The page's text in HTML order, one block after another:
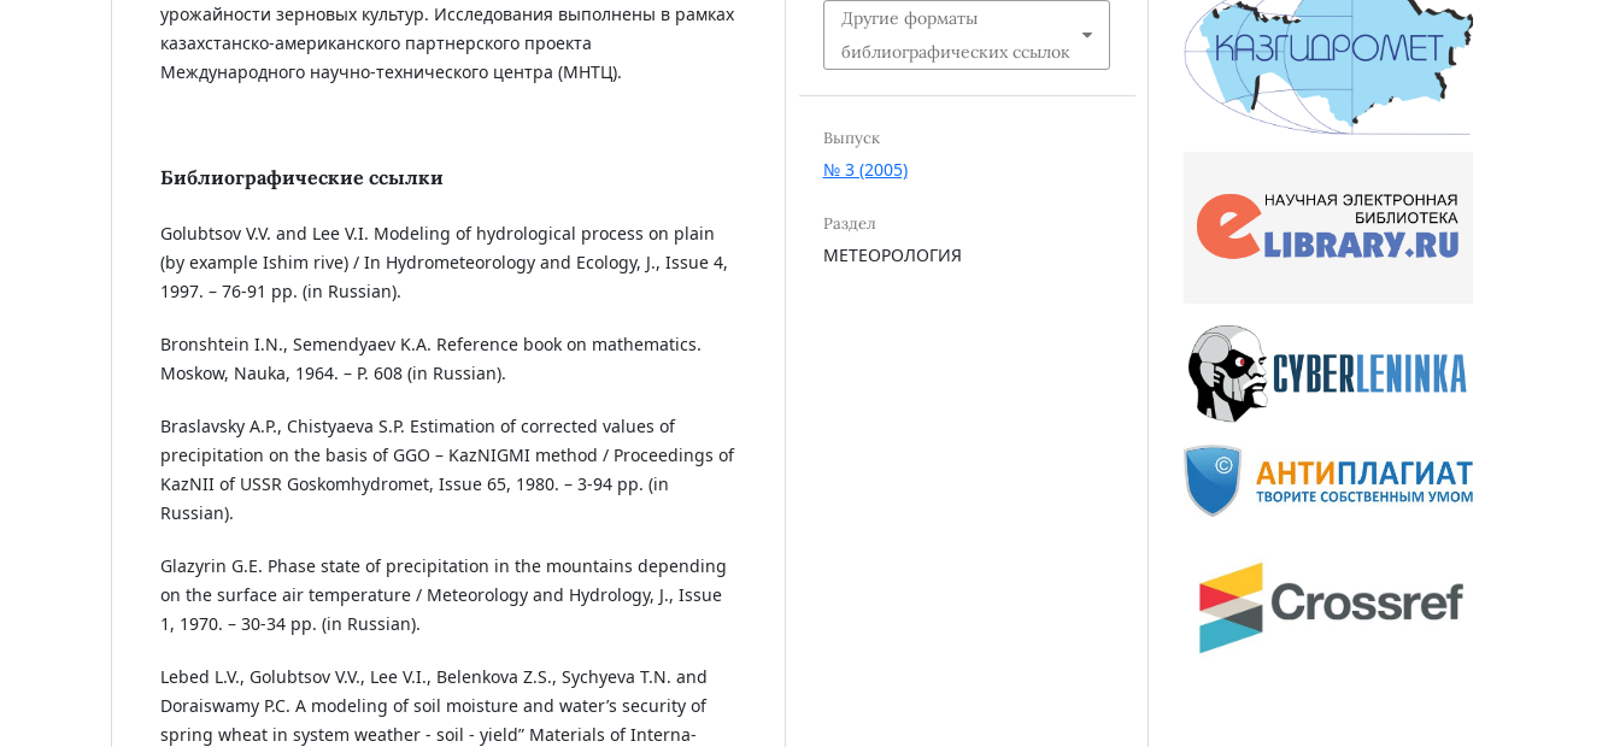
урожайности зерновых культур. Исследования выполнены в рамках
казахстанско-американского партнерского проекта
Международного научно-технического центра (МНТЦ).
Библиографические ссылки
Golubtsov V.V. and Lee V.I. Modeling of hydrological process on plain
(by example Ishim rive) / In Hydrometeorology and Ecology, J., Issue 4,
1997. – 76-91 pp. (in Russian).
Bronshtein I.N., Semendyaev K.A. Reference book on mathematics.
Moskow, Nauka, 1964. – P. 608 (in Russian).
Braslavsky A.P., Chistyaeva S.P. Estimation of corrected values of
precipitation on the basis of GGO – KazNIGMI method / Proceedings of
KazNII of USSR Goskomhydromet, Issue 65, 1980. – 3-94 pp. (in
Russian).
Glazyrin G.E. Phase state of precipitation in the mountains depending
on the surface air temperature / Meteorology and Hydrology, J., Issue
1, 1970. – 30-34 pp. (in Russian).
Lebed L.V., Golubtsov V.V., Lee V.I., Belenkova Z.S., Sychyeva T.N. and
Doraiswamy P.C. A modeling of soil moisture and water’s security of
spring wheat in system weather - soil - yield” Materials of Interna-
Другие форматы
библиографических ссылок
Выпуск
№ 3 (2005)
Раздел
МЕТЕОРОЛОГИЯ